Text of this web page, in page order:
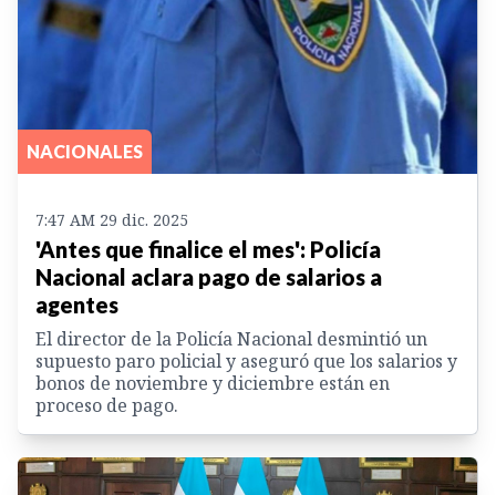
NACIONALES
7:47 AM 29 dic. 2025
'Antes que finalice el mes': Policía
Nacional aclara pago de salarios a
agentes
El director de la Policía Nacional desmintió un
supuesto paro policial y aseguró que los salarios y
bonos de noviembre y diciembre están en
proceso de pago.